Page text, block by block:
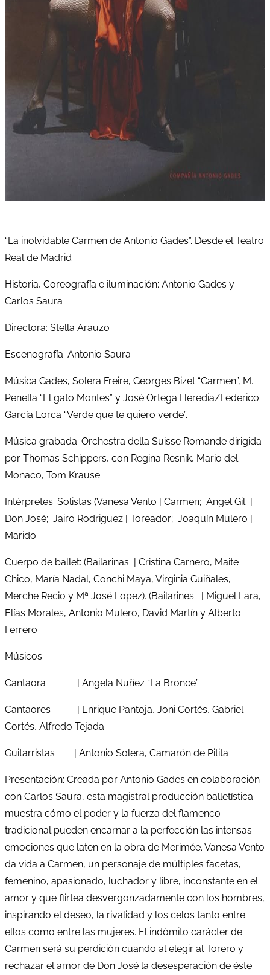
“La inolvidable Carmen de Antonio Gades”. Desde el Teatro
Real de Madrid
Historia, Coreografía e iluminación: Antonio Gades y
Carlos Saura
Directora: Stella Arauzo
Escenografía: Antonio Saura
Música Gades, Solera Freire, Georges Bizet “Carmen”, M.
Penella “El gato Montes” y José Ortega Heredia/Federico
García Lorca “Verde que te quiero verde”.
Música grabada: Orchestra della Suisse Romande dirigida
por Thomas Schippers, con Regina Resnik, Mario del
Monaco, Tom Krause
Intérpretes: Solistas (Vanesa Vento | Carmen; Angel Gil |
Don José; Jairo Rodriguez | Toreador; Joaquín Mulero |
Marido
Cuerpo de ballet: (Bailarinas | Cristina Carnero, Maite
Chico, María Nadal, Conchi Maya, Virginia Guiñales,
Merche Recio y Mª José Lopez). (Bailarines | Miguel Lara,
Elías Morales, Antonio Mulero, David Martín y Alberto
Ferrero
Músicos
Cantaora | Angela Nuñez “La Bronce”
Cantaores | Enrique Pantoja, Joni Cortés, Gabriel
Cortés, Alfredo Tejada
Guitarristas | Antonio Solera, Camarón de Pitita
Presentación: Creada por Antonio Gades en colaboración
con Carlos Saura, esta magistral producción balletística
muestra cómo el poder y la fuerza del flamenco
tradicional pueden encarnar a la perfección las intensas
emociones que laten en la obra de Merimée. Vanesa Vento
da vida a Carmen, un personaje de múltiples facetas,
femenino, apasionado, luchador y libre, inconstante en el
amor y que flirtea desvergonzadamente con los hombres,
inspirando el deseo, la rivalidad y los celos tanto entre
ellos como entre las mujeres. El indómito carácter de
Carmen será su perdición cuando al elegir al Torero y
rechazar el amor de Don José la desesperación de éste